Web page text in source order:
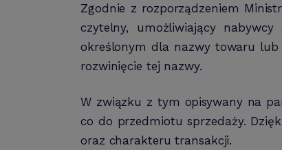
Zgodnie z rozporządzeniem
czytelny, umożliwiający
określonym dla nazwy towaru lub
rozwinięcie tej nazwy.
W związku z tym opisywany na
co do przedmiotu sprzedaży.
oraz charakteru transakcji.